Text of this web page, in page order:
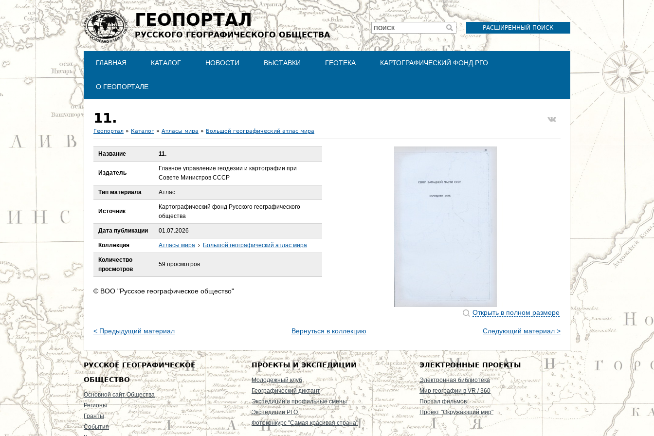
Jump to navigation
ГЕОПОРТАЛ
РУССКОГО ГЕОГРАФИЧЕСКОГО ОБЩЕСТВА
РАСШИРЕННЫЙ ПОИСК
Форма
поиска
ПОИСК
ГЛАВНАЯ КАТАЛОГ НОВОСТИ ВЫСТАВКИ ГЕОТЕКА КАРТОГРАФИЧЕСКИЙ ФОНД РГО
О ГЕОПОРТАЛЕ
11.
В
з
е
с
ь
Геопортал » Каталог » Атласы мира » Большой географический атлас мира
Открыть в полном размере
Название 11.
Издатель
Главное управление геодезии и картографии при
Совете Министров СССР
Тип материала Атлас
Источник
Картографический фонд Русского географического
общества
Дата публикации 01.07.2026
Коллекция Атласы мира › Большой географический атлас мира
Количество
просмотров
59 просмотров
© ВОО "Русское географическое общество"
< Предыдущий материал Вернуться в коллекцию Следующий материал >
РУССКОЕ ГЕОГРАФИЧЕСКОЕ
ОБЩЕСТВО
Основной сайт Общества
Регионы
Гранты
События
ПРОЕКТЫ И ЭКСПЕДИЦИИ
Молодежный клуб
Географический диктант
Экспедиции и профильные смены
Экспедиции РГО
Фотоконкурс "Самая красивая страна"
ЭЛЕКТРОННЫЕ ПРОЕКТЫ
Электронная библиотека
Мир географии в VR / 360
Портал фильмов
Проект "Окружающий мир"